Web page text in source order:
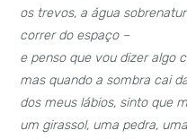
os trevos, a água
correr do espaço –
e penso que vou dizer algo
mas quando a sombra cai
dos meus lábios, sinto que
um girassol, uma pedra,